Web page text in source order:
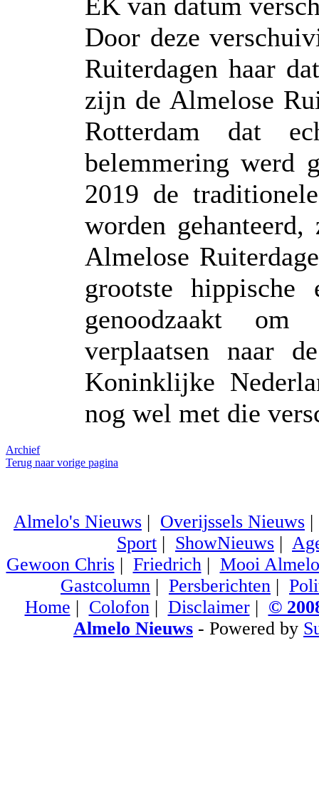
EK van datum
Door deze
Ruiterdagen haar
zijn de Almelose
Rotterdam dat
belemmering werd
2019 de
worden
Almelose
grootste
genoodzaakt
verplaatsen naar
Koninklijke
nog wel met die
Archief
Terug naar vorige pagina
Almelo's Nieuws | Overijssels Nieuws
Sport | ShowNieuws |
Gewoon Chris| Friedrich| Mooi Almelo
Gastcolumn | Persberichten |
Home | Colofon| Disclaimer| ©
Almelo Nieuws - Powered by